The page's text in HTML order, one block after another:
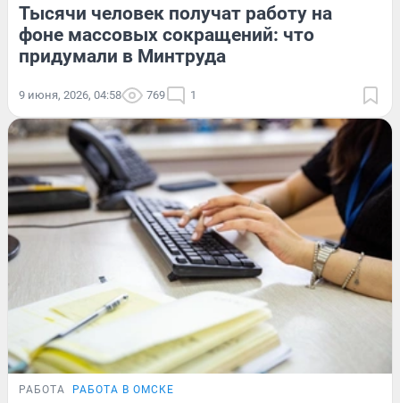
Тысячи человек получат работу на
фоне массовых сокращений: что
придумали в Минтруда
9 июня, 2026, 04:58 769 1
РАБОТА РАБОТА В ОМСКЕ